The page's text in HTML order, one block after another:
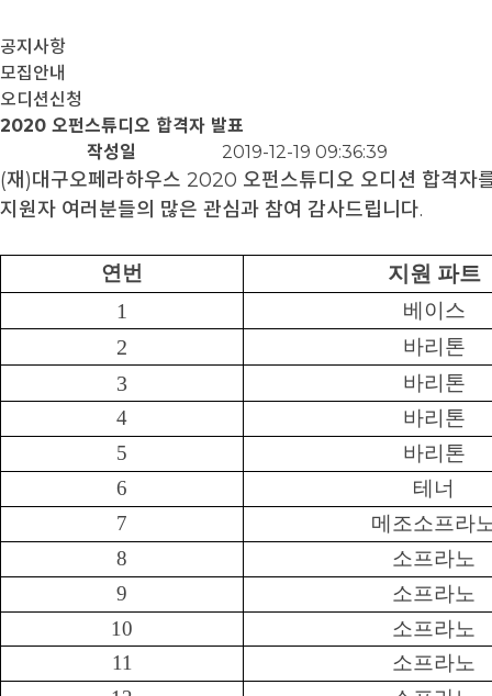
공지사항
모집안내
오디션신청
2020 오펀스튜디오 합격자 발표
작성일
2019-12-19 09:36:39
(재 )대구오페라하우스 2020 오펀스튜디오 오디션 합격자
지원자 여러분들의 많은 관심과 참여 감사드립니다.
연번
지원 파트
1
베이스
2 바리톤
3
바리톤
4
바리톤
5
바리톤
6
테너
7
메조소프라
8
소프라노
9
소프라노
10
소프라노
11
소프라노